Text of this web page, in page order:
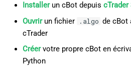
Installerun cBot depuis cTrader
Ouvrirun fichier .algo de cBot
cTrader
Créervotre propre cBot en
Python